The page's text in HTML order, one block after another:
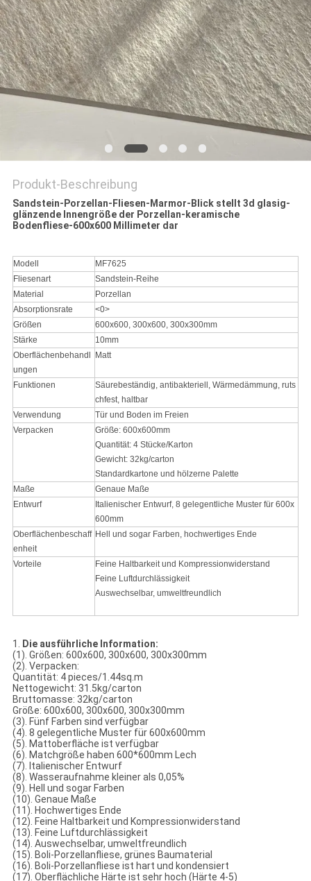
Produkt-Beschreibung
Sandstein-Porzellan-Fliesen-Marmor-Blick stellt 3d glasig-
glänzende Innengröße der Porzellan-keramische
Bodenfliese-600x600 Millimeter dar
Modell
MF7625
Fliesenart
Sandstein-Reihe
Material
Porzellan
Absorptionsrate
<0>
Größen
600x600, 300x600, 300x300mm
Stärke
10mm
Oberflächenbehandl
ungen
Matt
Funktionen
Säurebeständig, antibakteriell, Wärmedämmung, ruts
chfest, haltbar
Verwendung
Tür und Boden im Freien
Verpacken
Größe: 600x600mm
Quantität: 4 Stücke/Karton
Gewicht: 32kg/carton
Standardkartone und hölzerne Palette
Maße
Genaue Maße
Entwurf
Italienischer Entwurf, 8 gelegentliche Muster für 600x
600mm
Oberflächenbeschaff
enheit
Hell und sogar Farben, hochwertiges Ende
Vorteile
Feine Haltbarkeit und Kompressionwiderstand
Feine Luftdurchlässigkeit
Auswechselbar, umweltfreundlich
1. Die ausführliche Information:
(1). Größen: 600x600, 300x600, 300x300mm
(2). Verpacken:
Quantität: 4 pieces/1.44sq.m
Nettogewicht: 31.5kg/carton
Bruttomasse: 32kg/carton
Größe: 600x600, 300x600, 300x300mm
(3). Fünf Farben sind verfügbar
(4). 8 gelegentliche Muster für 600x600mm
(5). Mattoberfläche ist verfügbar
(6). Matchgröße haben 600*600mm Lech
(7). Italienischer Entwurf
(8). Wasseraufnahme kleiner als 0,05%
(9). Hell und sogar Farben
(10). Genaue Maße
(11). Hochwertiges Ende
(12). Feine Haltbarkeit und Kompressionwiderstand
(13). Feine Luftdurchlässigkeit
(14). Auswechselbar, umweltfreundlich
(15). Boli-Porzellanfliese, grünes Baumaterial
(16). Boli-Porzellanfliese ist hart und kondensiert
(17). Oberflächliche Härte ist sehr hoch (Härte 4-5)